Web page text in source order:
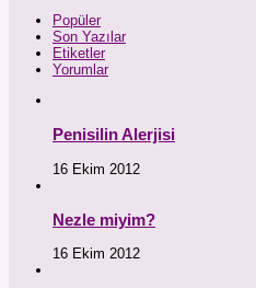
Popüler
Son Yazılar
Etiketler
Yorumlar
Penisilin Alerjisi
16 Ekim 2012
Nezle miyim?
16 Ekim 2012